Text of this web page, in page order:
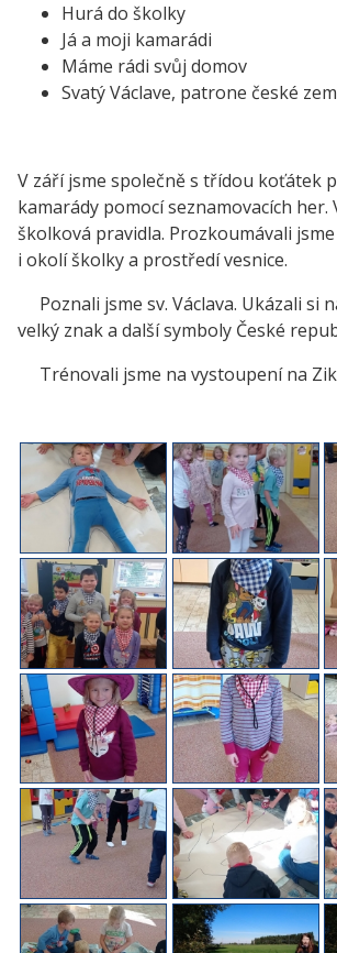
Hurá do školky
Já a moji kamarádi
Máme rádi svůj domov
Svatý Václave, patrone české
V září jsme společně s třídou koťátek
kamarády pomocí seznamovacích her.
školková pravidla. Prozkoumávali
i okolí školky a prostředí vesnice.
Poznali jsme sv. Václava. Ukázali si
velký znak a další symboly České
Trénovali jsme na vystoupení na